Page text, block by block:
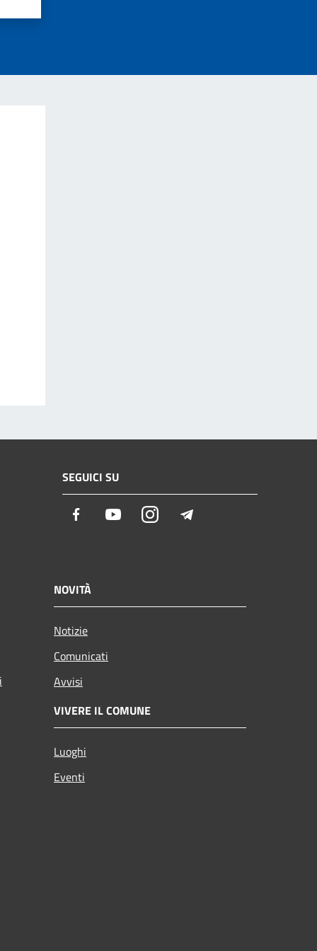
SEGUICI SU
Facebook YoutubeInstagram
NOVITÀ
Notizie
Comunicati
Avvisi
VIVERE IL COMUNE
Luoghi
Eventi